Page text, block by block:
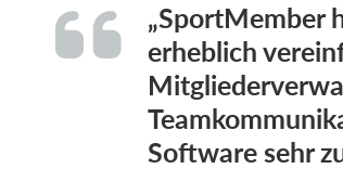
„SportMember
erheblich
Software sehr